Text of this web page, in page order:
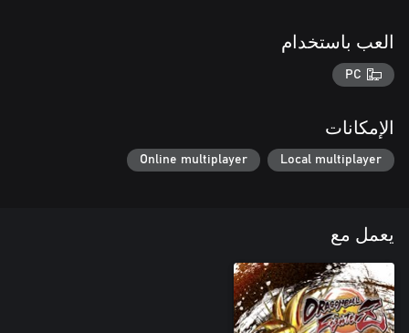
العب باستخدام
PC
الإمكانات
Local multiplayer
Online multiplayer
يعمل مع